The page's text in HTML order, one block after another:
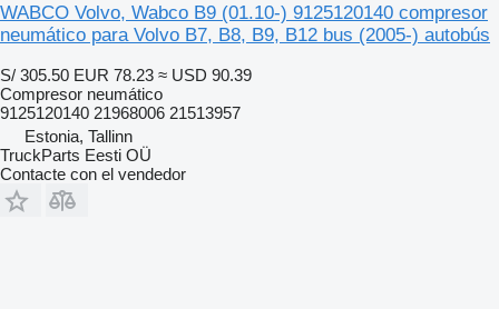
WABCO Volvo, Wabco B9 (01.10-) 9125120140 compresor
neumático para Volvo B7, B8, B9, B12 bus (2005-) autobús
S/ 305.50 EUR 78.23 ≈ USD 90.39
Compresor neumático
9125120140 21968006 21513957
Estonia, Tallinn
TruckParts Eesti OÜ
Contacte con el vendedor